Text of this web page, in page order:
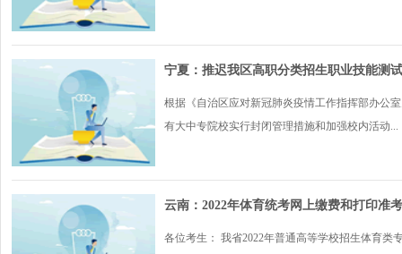
宁夏：推迟我区高职分类招生职业技能测
根据《自治区应对新冠肺炎疫情工作指挥部办公
有大中专院校实行封闭管理措施和加强校内活动...
云南：2022年体育统考网上缴费和打印准
各位考生： 我省2022年普通高等学校招生体育